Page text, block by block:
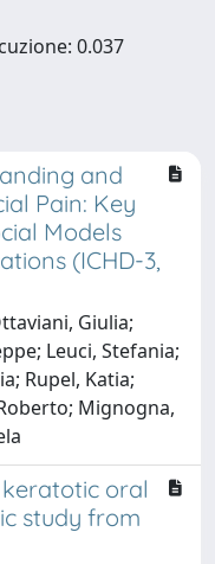
0.037
and
Pain: Key
Models
(ICHD-3,
Giulia;
Leuci, Stefania;
Rupel, Katia;
Mignogna,
oral
study from